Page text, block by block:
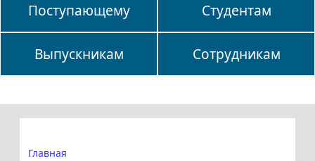
Поступающему Студентам
Выпускникам Сотрудникам
Главная